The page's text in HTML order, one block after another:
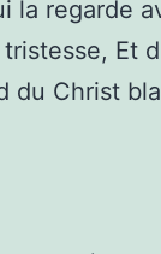
la regarde
Et
du Christ